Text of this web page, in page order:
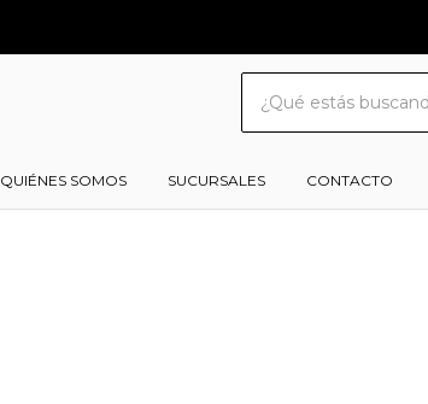
QUIÉNES SOMOS SUCURSALES CONTACTO